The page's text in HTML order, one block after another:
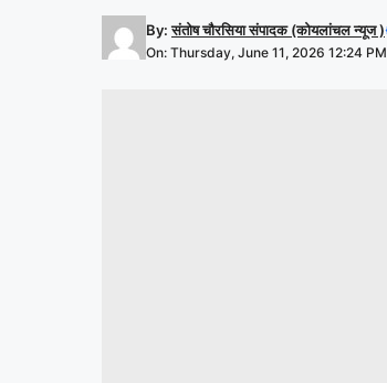
By:संतोष चौरसिया संपादक (कोयलांचल न्यूज )
On: Thursday, June 11, 2026 12:24 PM